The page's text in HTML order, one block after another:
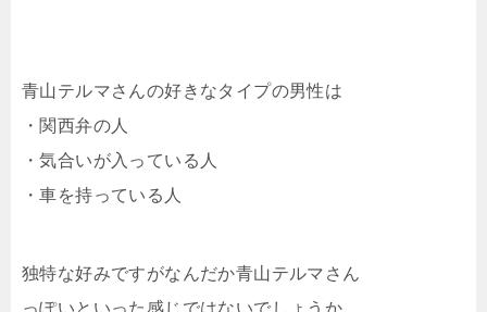
青山テルマさんの好きなタイプの男性は
・関西弁の人
・気合いが入っている人
・車を持っている人
独特な好みですがなんだか青山テルマさん